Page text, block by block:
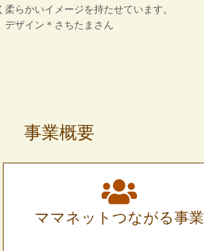
柔らかいイメージを持たせています。
デザイン＊さちたまさん
事業概要
ママネットつながる事業